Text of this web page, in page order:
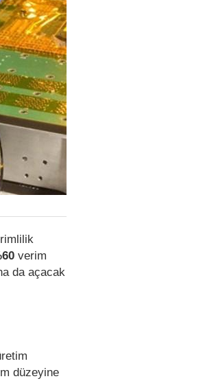
verim
da açacak
düzeyine